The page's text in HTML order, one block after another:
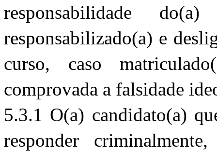
responsabilidade
responsabilizado(a) e
curso, caso
comprovada a falsidade
5.3.1 O(a) candidato(a)
responder